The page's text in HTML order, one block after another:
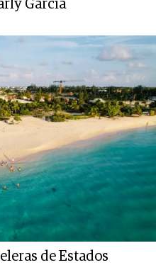
García
de Estados